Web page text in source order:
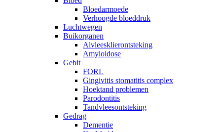
Bloedarmoede
Verhoogde bloeddruk
Luchtwegen
Buikorganen
Alvleesklierontsteking
Amyloidose
Gebit
FORL
Gingivitis stomatitis complex
Hoektand problemen
Parodontitis
Tandvleesontsteking
Gedrag
Dementie